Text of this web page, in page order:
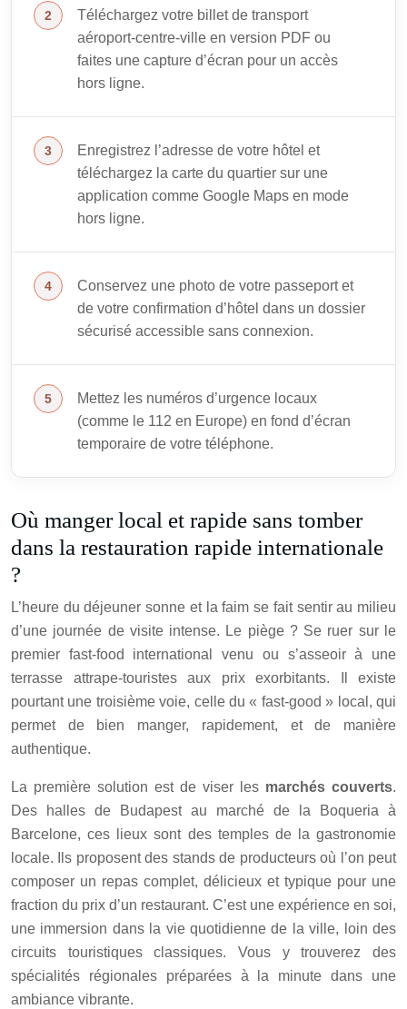
Téléchargez votre billet de transport
aéroport-centre-ville en version PDF ou
faites une capture d’écran pour un accès
hors ligne.
Enregistrez l’adresse de votre hôtel et
téléchargez la carte du quartier sur une
application comme Google Maps en mode
hors ligne.
Conservez une photo de votre passeport et
de votre confirmation d’hôtel dans un dossier
sécurisé accessible sans connexion.
Mettez les numéros d’urgence locaux
(comme le 112 en Europe) en fond d’écran
temporaire de votre téléphone.
Où manger local et rapide sans tomber
dans la restauration rapide internationale
?
L’heure du déjeuner sonne et la faim se fait sentir au milieu
d’une journée de visite intense. Le piège ? Se ruer sur le
premier fast-food international venu ou s’asseoir à une
terrasse attrape-touristes aux prix exorbitants. Il existe
pourtant une troisième voie, celle du « fast-good » local, qui
permet de bien manger, rapidement, et de manière
authentique.
La première solution est de viser les marchés couverts.
Des halles de Budapest au marché de la Boqueria à
Barcelone, ces lieux sont des temples de la gastronomie
locale. Ils proposent des stands de producteurs où l’on peut
composer un repas complet, délicieux et typique pour une
fraction du prix d’un restaurant. C’est une expérience en soi,
une immersion dans la vie quotidienne de la ville, loin des
circuits touristiques classiques. Vous y trouverez des
spécialités régionales préparées à la minute dans une
ambiance vibrante.